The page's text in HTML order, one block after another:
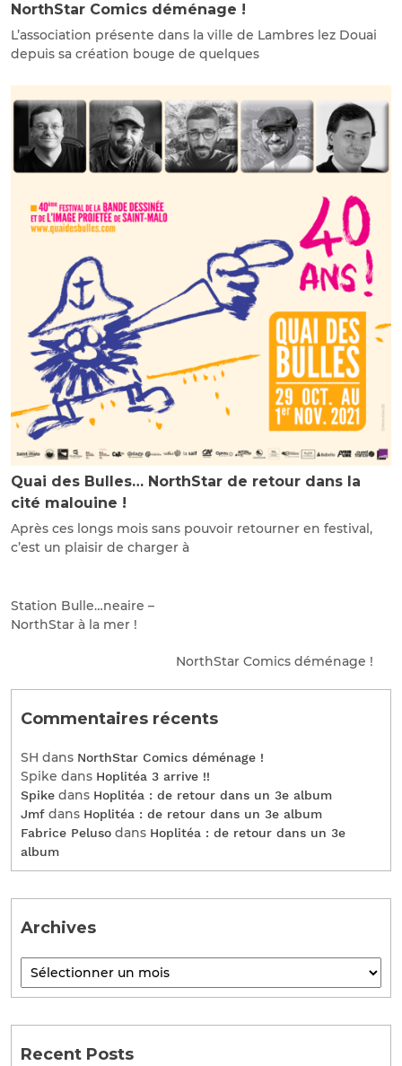
NorthStar Comics déménage !
L’association présente dans la ville de Lambres lez Douai
depuis sa création bouge de quelques
Quai des Bulles… NorthStar de retour dans la
cité malouine !
Après ces longs mois sans pouvoir retourner en festival,
c’est un plaisir de charger à
Station Bulle…neaire –
NorthStar à la mer !
NorthStar Comics déménage !
Commentaires récents
SH dans NorthStar Comics déménage !
Spike dans Hoplitéa 3 arrive !!
Spike dans Hoplitéa : de retour dans un 3e album
Jmf dans Hoplitéa : de retour dans un 3e album
Fabrice Peluso dans Hoplitéa : de retour dans un 3e
album
Archives
Recent Posts